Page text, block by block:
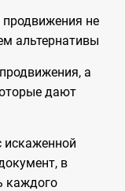
не
альтернативы
а
дают
искаженной
в
каждого